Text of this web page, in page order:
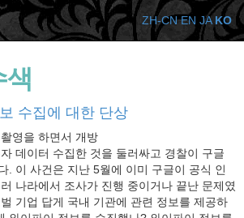
색
수집에 대한 단상
영을 하면서 개방
데이터 수집한 것을 둘러싸고 경찰이 구글
. 이 사건은 지난 5월에 이미 구글이 공식 인
나라에서 조사가 진행 중이거나 끝난 문제였
기업 답게 국내 기관에 관련 정보를 제공하
ZH-CN EN JA KO